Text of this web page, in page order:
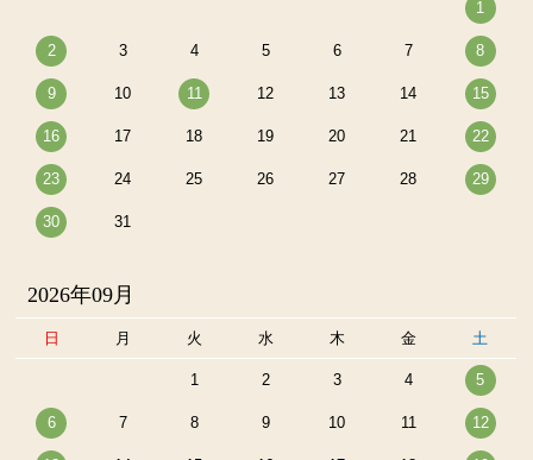
1
2 3 4 5 6 7 8
9 10 11 12 13 14 15
16 17 18 19 20 21 22
23 24 25 26 27 28 29
30 31
2026年09月
日 月 火 水 木 金 土
1 2 3 4 5
6 7 8 9 10 11 12